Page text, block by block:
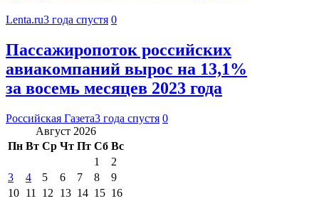
Lenta.ru3 года спустя 0
Пассажиропоток российских
авиакомпаний вырос на 13,1%
за восемь месяцев 2023 года
Российская Газета3 года спустя 0
Август 2026
Пн Вт Ср Чт Пт Сб Вс
1
2
3
4 5 6 7 8
9
10 11 12 13 14 15 16